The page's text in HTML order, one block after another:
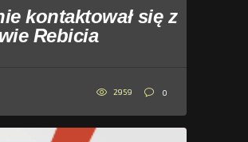
kontaktował się z
Rebicia
2959 0